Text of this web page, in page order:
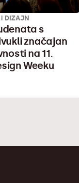
I DIZAJN
s
značajan
na 11.
Weeku